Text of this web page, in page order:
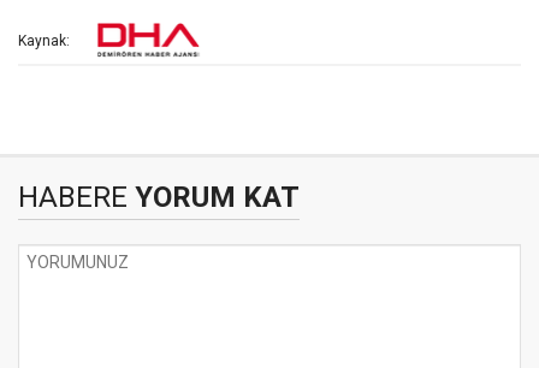
Kaynak:
HABERE YORUM KAT